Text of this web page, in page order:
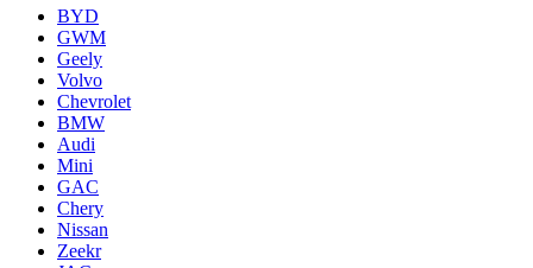
BYD
GWM
Geely
Volvo
Chevrolet
BMW
Audi
Mini
GAC
Chery
Nissan
Zeekr